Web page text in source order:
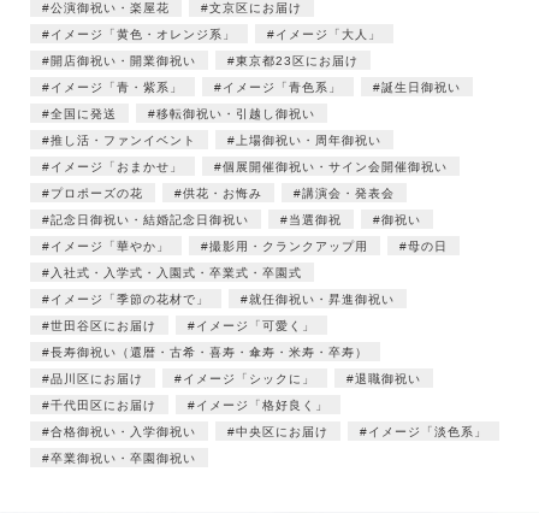
公演御祝い・楽屋花
文京区にお届け
イメージ「黄色・オレンジ系」
イメージ「大人」
開店御祝い・開業御祝い
東京都23区にお届け
イメージ「青・紫系」
イメージ「青色系」
誕生日御祝い
全国に発送
移転御祝い・引越し御祝い
推し活・ファンイベント
上場御祝い・周年御祝い
イメージ「おまかせ」
個展開催御祝い・サイン会開催御祝い
プロポーズの花
供花・お悔み
講演会・発表会
記念日御祝い・結婚記念日御祝い
当選御祝
御祝い
イメージ「華やか」
撮影用・クランクアップ用
母の日
入社式・入学式・入園式・卒業式・卒園式
イメージ「季節の花材で」
就任御祝い・昇進御祝い
世田谷区にお届け
イメージ「可愛く」
長寿御祝い（還暦・古希・喜寿・傘寿・米寿・卒寿）
品川区にお届け
イメージ「シックに」
退職御祝い
千代田区にお届け
イメージ「格好良く」
合格御祝い・入学御祝い
中央区にお届け
イメージ「淡色系」
卒業御祝い・卒園御祝い